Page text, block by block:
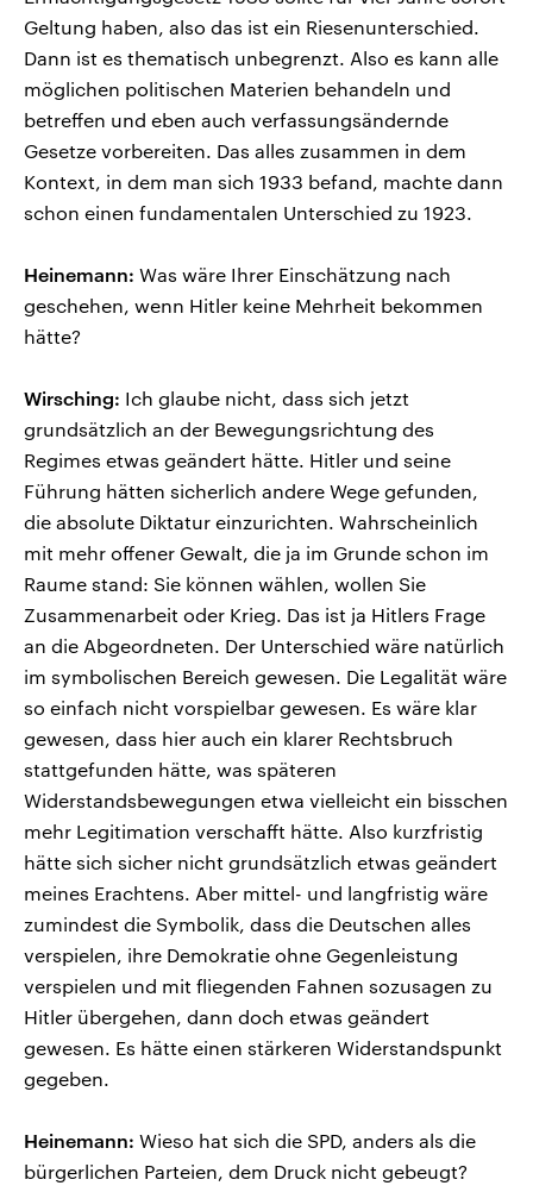
Geltung haben, also das ist ein Riesenunterschied.
Dann ist es thematisch unbegrenzt. Also es kann alle
möglichen politischen Materien behandeln und
betreffen und eben auch verfassungsändernde
Gesetze vorbereiten. Das alles zusammen in dem
Kontext, in dem man sich 1933 befand, machte dann
schon einen fundamentalen Unterschied zu 1923.
Heinemann: Was wäre Ihrer Einschätzung nach
geschehen, wenn Hitler keine Mehrheit bekommen
hätte?
Wirsching: Ich glaube nicht, dass sich jetzt
grundsätzlich an der Bewegungsrichtung des
Regimes etwas geändert hätte. Hitler und seine
Führung hätten sicherlich andere Wege gefunden,
die absolute Diktatur einzurichten. Wahrscheinlich
mit mehr offener Gewalt, die ja im Grunde schon im
Raume stand: Sie können wählen, wollen Sie
Zusammenarbeit oder Krieg. Das ist ja Hitlers Frage
an die Abgeordneten. Der Unterschied wäre natürlich
im symbolischen Bereich gewesen. Die Legalität wäre
so einfach nicht vorspielbar gewesen. Es wäre klar
gewesen, dass hier auch ein klarer Rechtsbruch
stattgefunden hätte, was späteren
Widerstandsbewegungen etwa vielleicht ein bisschen
mehr Legitimation verschafft hätte. Also kurzfristig
hätte sich sicher nicht grundsätzlich etwas geändert
meines Erachtens. Aber mittel- und langfristig wäre
zumindest die Symbolik, dass die Deutschen alles
verspielen, ihre Demokratie ohne Gegenleistung
verspielen und mit fliegenden Fahnen sozusagen zu
Hitler übergehen, dann doch etwas geändert
gewesen. Es hätte einen stärkeren Widerstandspunkt
gegeben.
Heinemann: Wieso hat sich die SPD, anders als die
bürgerlichen Parteien, dem Druck nicht gebeugt?